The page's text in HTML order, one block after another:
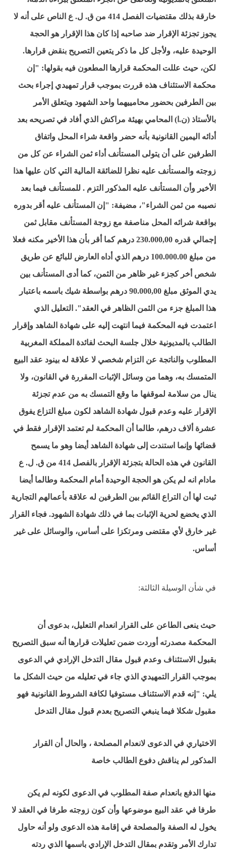
خارقة بذلك مقتضيات الفصل 414 من ق. ل. ع الناص على أنه لا
يجوز تجزئة الإقرار ضد صاحبه إذا كان هذا الإقرار هو الحجة
الوحيدة عليه، ولأجل كل ما ذكر يتعين التصريح بنقض قرارها.
لكن، حيث عللت المحكمة قرارها المطعون فيه بقولها: "إن
محكمة الاستئناف هذه قررت بموجب قرار تمهيدي إجراء بحث
بين الطرفين بحضور محامييهما واحد الشهود ويتعلق الأمر
بالأستاذ (ن.ا) المحامي بهيئة مراكش الذي أفاد في تصريحه بعد
أدائه اليمين القانونية بأنه حضر واقعة شراء المحل واتفاق
الطرفين على أن يتولى المستأنف أداء ثمن الشراء عن كل من
زوجته والمستأنف عليه نظرا للضائقة المالية التي كان عليها هذا
الأخير وأن المستأنف عليه المذكور التزم . للمستأنف فيما بعد
نصيبه من ثمن الشراء"، مضيفة: "إن المستأنف عليه أقر بدوره
بواقعة شرائه المحل مناصفة مع زوجة المستأنف مقابل ثمن
إجمالي قدره 230.000,00 درهم كما أقر بأن هذا الأخير مكنه فعلا
من مبلغ 100.000.00 درهم الذي أداه العارض للبائع عن طريق
شخص أخر كجزء غير ظاهر من الثمن، كما أدى المستأنف بين
يدي الموثق مبلغ 90.000,00 درهم بواسطة شيك باسمه باعتبار
هذا المبلغ جزء من الثمن الظاهر في العقد". التعليل الذي
اعتمدت فيه المحكمة فيما انتهت إليه على شهادة الشاهد وإقرار
الطالب بالمديونية خلال جلسة البحث لفائدة المملكة المغربية
المطلوب والناتجة عن التزام شخصي لا علاقة له بينود عقد البيع
المتمسك به، وهما من وسائل الإثبات المقررة في القانون، ولا
ينال من سلامة لموقفها ما وقع التمسك به من عدم تجزئة
الإقرار عليه وعدم قبول شهادة الشاهد لكون مبلغ التزاع يفوق
عشرة ألاف درهم، طالما أن المحكمة لم تعتمد الإقرار فقط في
قضائها وإنما استندت إلى شهادة الشاهد أيضا وهو ما يسمح
القانون في هذه الحالة بتجزئة الإقرار بالفصل 414 من ق. ل. ع
مادام انه لم يكن هو الحجة الوحيدة أمام المحكمة وطالما أيضا
ثبت لها أن التراع القائم بين الطرفين له علاقة بأعمالهم التجارية
الذي يخضع لحرية الإثبات بما في ذلك شهادة الشهود. فجاء القرار
غير خارق لأي مقتضى ومرتكزا على أساس، والوسائل على غير
أساس.
في شأن الوسيلة الثالثة:
حيث ينعى الطاعن على القرار انعدام التعليل، بدعوى أن
المحكمة مصدرته أوردت ضمن تعليلات قرارها أنه سبق التصريح
بقبول الاستئناف وعدم قبول مقال التدخل الإرادي في الدعوى
بموجب القرار التمهيدي الذي جاء في تعليله من حيث الشكل ما
يلي: "إنه قدم الاستئناف مستوفيا لكافة الشروط القانونية فهو
مقبول شكلا فيما ينبغي التصريح بعدم قبول مقال التدخل
الاختياري في الدعوى لانعدام المصلحة ، والحال أن القرار
المذكور لم يناقش دفوع الطالب خاصة
منها الدفع بانعدام صفة المطلوب في الدعوى لكونه لم يكن
طرفا في عقد البيع موضوعها وأن كون زوجته طرفا في العقد لا
يخول له الصفة والمصلحة في إقامة هذه الدعوى ولو أنه حاول
تدارك الأمر وتقدم بمقال التدخل الإرادي باسمها الذي ردته